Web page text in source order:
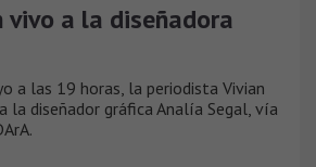
vivo a la diseñadora
a las 19 horas, la periodista Vivian
la diseñador gráfica Analía Segal, vía